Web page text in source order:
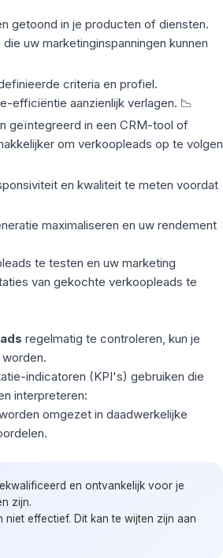
getoond in je producten of diensten.
die uw marketinginspanningen kunnen
criteria en profiel.
efficiëntie aanzienlijk verlagen. 📉
geïntegreerd in een CRM-tool of
om verkoopleads op te volgen
en kwaliteit te meten voordat
maximaliseren en uw rendement
te testen en uw marketing
van gekochte verkoopleads te
regelmatig te controleren, kun je
indicatoren (KPI's) gebruiken die
interpreteren:
omgezetin daadwerkelijke
en ontvankelijk voor je
zijn.
niet effectief. Dit kan te wijten zijn aan